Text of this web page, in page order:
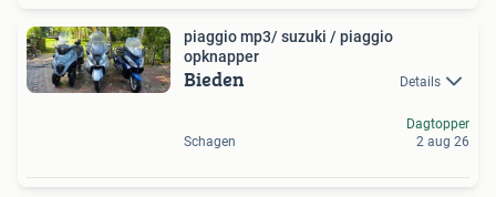
piaggio mp3/ suzuki / piaggio
opknapper
Bieden Details
Schagen
Dagtopper
2 aug 26